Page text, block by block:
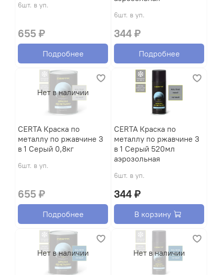
6шт. в уп.
655 ₽
Подробнее
6шт. в уп.
344 ₽
Подробнее
Нет в наличии
CERTA Краска по
металлу по ржавчине 3
в 1 Серый 0,8кг
6шт. в уп.
655 ₽
Подробнее
CERTA Краска по
металлу по ржавчине 3
в 1 Серый 520мл
аэрозольная
6шт. в уп.
344 ₽
В корзину
Нет в наличии Нет в наличии